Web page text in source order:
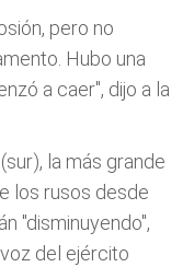
pero no
Hubo una
a caer", dijo a la
la más grande
los rusos desde
"disminuyendo",
del ejército